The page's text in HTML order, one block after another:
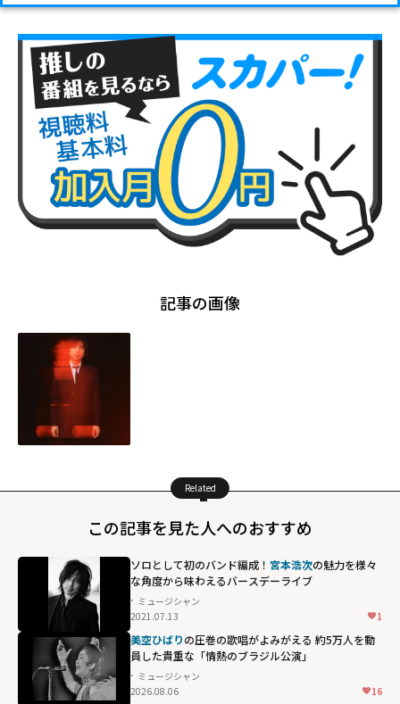
記事の画像
Related
この記事を見た人へのおすすめ
ソロとして初のバンド編成！ 宮本浩次の魅力を様々
な角度から味わえるバースデーライブ
ミュージシャン
2021.07.13
1
美空ひばりの圧巻の歌唱がよみがえる 約5万人を動
員した貴重な「情熱のブラジル公演」
ミュージシャン
2026.08.06
16